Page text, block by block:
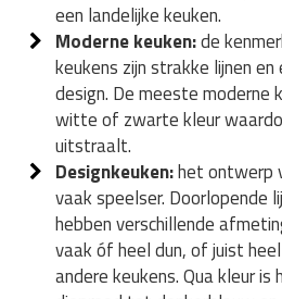
een landelijke keuken.
Moderne keuken:de
keukens zijn strakke lijnen en
design. De meeste moderne
witte of zwarte kleur
uitstraalt.
Designkeuken:het ontwerp
vaak speelser. Doorlopende
hebben verschillende
vaak óf heel dun, of juist
andere keukens. Qua kleur